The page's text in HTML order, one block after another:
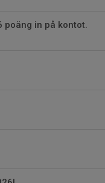
poäng in på kontot.